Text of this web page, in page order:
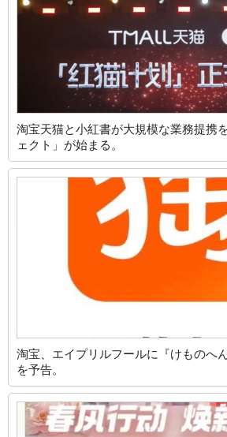
淘宝天猫と小紅書が大規模な業務提携
ェクト」が始まる。
淘宝、エイプリルフールに『けものへ
を予告。